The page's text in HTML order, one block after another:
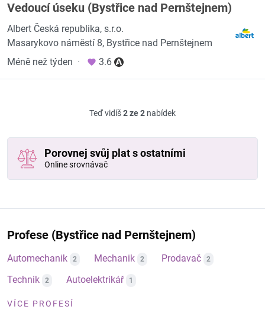
Vedoucí úseku (Bystřice nad Pernštejnem)
Albert Česká republika, s.r.o.
Masarykovo náměstí 8, Bystřice nad Pernštejnem
Méně než týden · 3.6
Teď vidíš2 ze 2 nabídek
Porovnej svůj plat s ostatními
Online srovnávač
Profese (Bystřice nad Pernštejnem)
Automechanik 2 Mechanik 2 Prodavač 2
Technik 2 Autoelektrikář 1
VÍCE PROFESÍ